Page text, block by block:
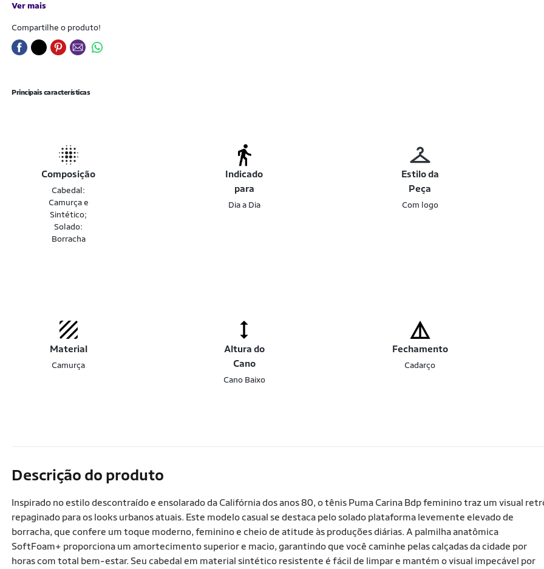
Ver mais
Compartilhe o produto!
Principais características
Composição
Cabedal:
Camurça e
Sintético;
Solado:
Borracha
Indicado
para
Dia a Dia
Estilo da
Peça
Com logo
Material
Camurça
Altura do
Cano
Cano Baixo
Fechamento
Cadarço
Descrição do produto
Inspirado no estilo descontraído e ensolarado da Califórnia dos anos 80, o tênis Puma Carina Bdp feminino traz um visual
repaginado para os looks urbanos atuais. Este modelo casual se destaca pelo solado plataforma levemente elevado de
borracha, que confere um toque moderno, feminino e cheio de atitude às produções diárias. A palmilha anatômica
SoftFoam+ proporciona um amortecimento superior e macio, garantindo que você caminhe pelas calçadas da cidade por
horas com total bem-estar. Seu cabedal em material sintético resistente é fácil de limpar e mantém o visual impecável por